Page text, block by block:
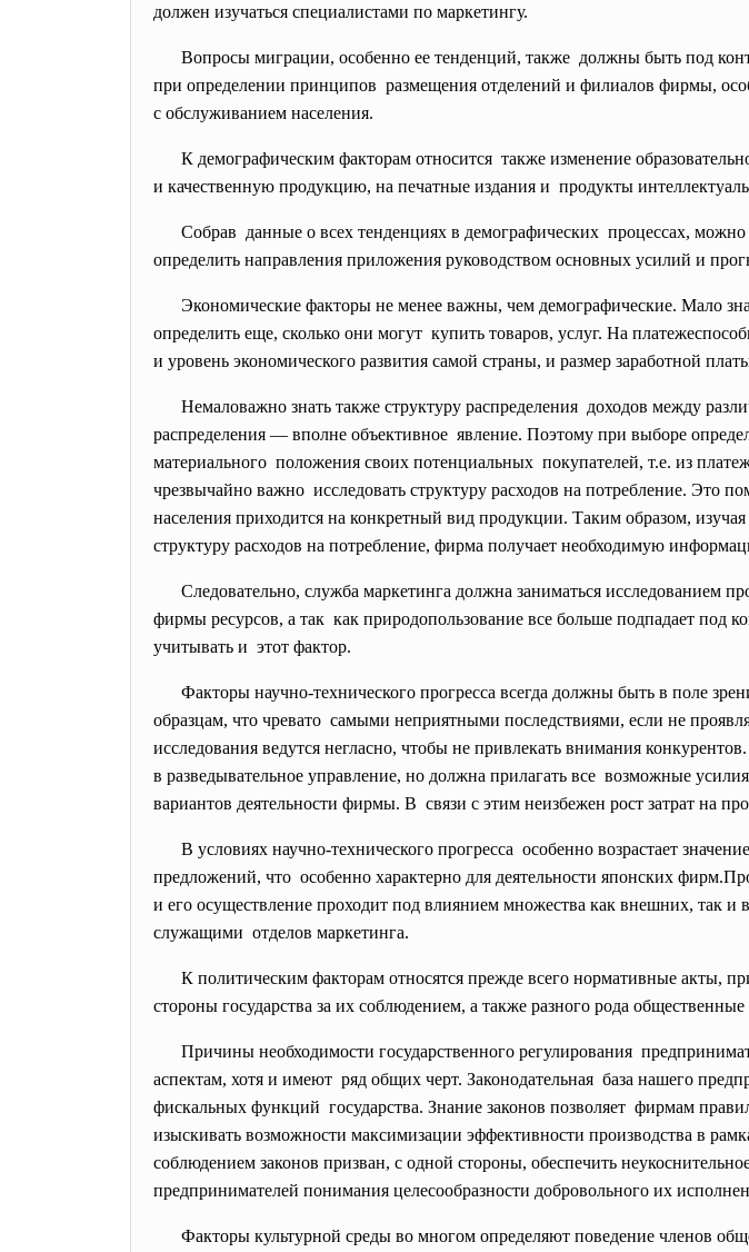
должен изучаться специалистами по маркетингу.
Вопросы миграции, особенно ее тенденций, также должны быть под
при определении принципов размещения отделений и филиалов фирмы,
с обслуживанием населения.
К демографическим факторам относится также изменение
и качественную продукцию, на печатные издания и продукты
Собрав данные о всех тенденциях в демографических процессах,
определить направления приложения руководством основных усилий и
Экономические факторы не менее важны, чем демографические. Мало
определить еще, сколько они могут купить товаров, услуг. На
и уровень экономического развития самой страны, и размер заработной
Немаловажно знать также структуру распределения доходов между
распределения — вполне объективное явление. Поэтому при выборе
материального положения своих потенциальных покупателей, т.е. из
чрезвычайно важно исследовать структуру расходов на потребление. Это
населения приходится на конкретный вид продукции. Таким образом,
структуру расходов на потребление, фирма получает необходимую
Следовательно, служба маркетинга должна заниматься исследованием
фирмы ресурсов, а так как природопользование все больше подпадает под
учитывать и этот фактор.
Факторы научно-технического прогресса всегда должны быть в поле
образцам, что чревато самыми неприятными последствиями, если не
исследования ведутся негласно, чтобы не привлекать внимания
в разведывательное управление, но должна прилагать все возможные
вариантов деятельности фирмы. В связи с этим неизбежен рост затрат на
В условиях научно-технического прогресса особенно возрастает
предложений, что особенно характерно для деятельности японских
и его осуществление проходит под влиянием множества как внешних, так
служащими отделов маркетинга.
К политическим факторам относятся прежде всего нормативные акты,
стороны государства за их соблюдением, а также разного рода
Причины необходимости государственного регулирования
аспектам, хотя и имеют ряд общих черт. Законодательная база нашего
фискальных функций государства. Знание законов позволяет фирмам
изыскивать возможности максимизации эффективности производства в
соблюдением законов призван, с одной стороны, обеспечить
предпринимателей понимания целесообразности добровольного их
Факторы культурной среды во многом определяют поведение членов